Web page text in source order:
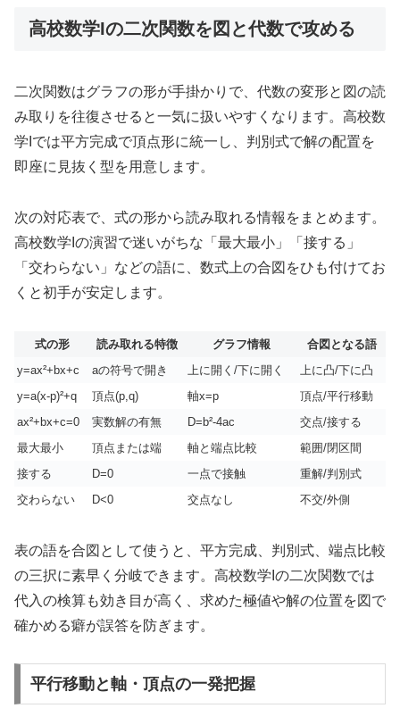
高校数学Iの二次関数を図と代数で攻める
二次関数はグラフの形が手掛かりで、代数の変形と図の読
み取りを往復させると一気に扱いやすくなります。高校数
学Iでは平方完成で頂点形に統一し、判別式で解の配置を
即座に見抜く型を用意します。
次の対応表で、式の形から読み取れる情報をまとめます。
高校数学Iの演習で迷いがちな「最大最小」「接する」
「交わらない」などの語に、数式上の合図をひも付けてお
くと初手が安定します。
式の形 読み取れる特徴 グラフ情報
合図となる語
y=ax²+bx+c
aの符号で開き 上に開く/下に開く
上に凸/下に凸
y=a(x-p)²+q
頂点(p,q) 軸x=p
頂点/平行移動
ax²+bx+c=0
実数解の有無 D=b²-4ac
交点/接する
最大最小
頂点または端 軸と端点比較
範囲/閉区間
接する
D=0 一点で接触
重解/判別式
交わらない
D<0 交点なし 不交/外側
表の語を合図として使うと、平方完成、判別式、端点比較
の三択に素早く分岐できます。高校数学Iの二次関数では
代入の検算も効き目が高く、求めた極値や解の位置を図で
確かめる癖が誤答を防ぎます。
平行移動と軸・頂点の一発把握